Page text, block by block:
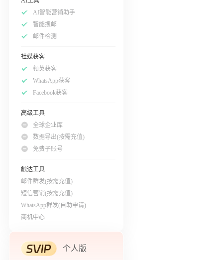
AI智能营销助手
智能搜邮
邮件检测
社媒获客
领英获客
WhatsApp获客
Facebook获客
高级工具
全球企业库
数据导出(按需充值)
免费子账号
触达工具
邮件群发(按需充值)
短信营销(按需充值)
WhatsApp群发(自助申请)
商机中心
个人版